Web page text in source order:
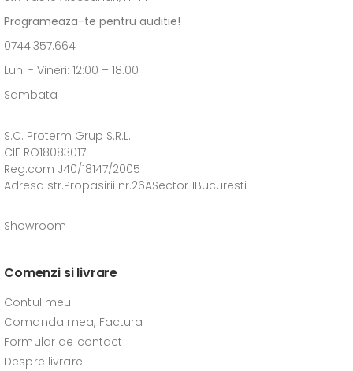
Programeaza-te pentru auditie!
0744.357.664
Luni - Vineri: 12:00 – 18.00
Sambata
S.C. Proterm Grup S.R.L.
CIF RO18083017
Reg.com J40/18147/2005
Adresa str.Propasirii nr.26ASector 1Bucuresti
Showroom
Comenzi si livrare
Contul meu
Comanda mea, Factura
Formular de contact
Despre livrare